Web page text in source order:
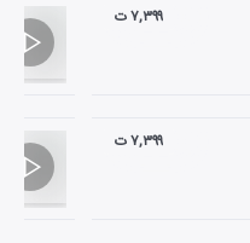
۷,۳۹۹ ت
۷,۳۹۹ ت